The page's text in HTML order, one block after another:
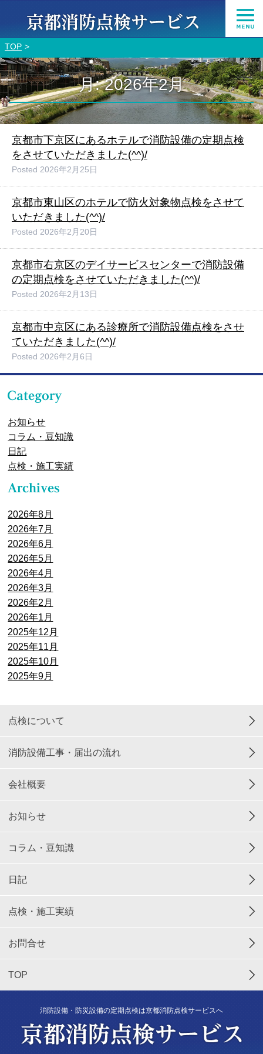
TOP
月:2026年2月
京都市下京区にあるホテルで消防設備の定期点検
をさせていただきました(^^)/
Posted 2026年2月25日
京都市東山区のホテルで防火対象物点検をさせて
いただきました(^^)/
Posted 2026年2月20日
京都市右京区のデイサービスセンターで消防設備
の定期点検をさせていただきました(^^)/
Posted 2026年2月13日
京都市中京区にある診療所で消防設備点検をさせ
ていただきました(^^)/
Posted 2026年2月6日
お知らせ
コラム・豆知識
日記
点検・施工実績
2026年8月
2026年7月
2026年6月
2026年5月
2026年4月
2026年3月
2026年2月
2026年1月
2025年12月
2025年11月
2025年10月
2025年9月
点検について
消防設備工事・届出の流れ
会社概要
お知らせ
コラム・豆知識
日記
点検・施工実績
お問合せ
TOP
消防設備・防災設備の定期点検は京都消防点検サービスへ